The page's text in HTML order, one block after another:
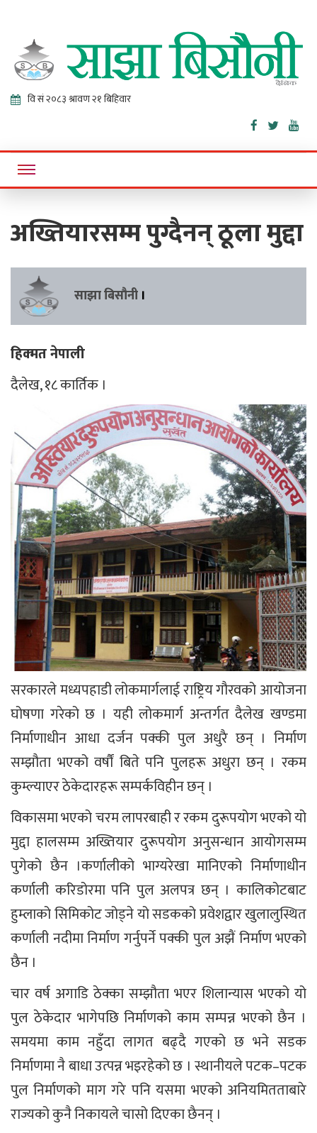
Sajha
Bisaunee
Online News Portal
अख्तियारसम्म पुग्दैनन् ठूला मुद्दा
साझा बिसौनी ।
हिक्मत नेपाली
दैलेख, १८ कार्तिक ।
सरकारले मध्यपहाडी लोकमार्गलाई राष्ट्रिय गौरवको आयोजना
घोषणा गरेको छ । यही लोकमार्ग अन्तर्गत दैलेख खण्डमा
निर्माणाधीन आधा दर्जन पक्की पुल अधुरै छन् । निर्माण
सम्झौता भएको वर्षौं बिते पनि पुलहरू अधुरा छन् । रकम
कुम्ल्याएर ठेकेदारहरू सम्पर्कविहीन छन् ।
विकासमा भएको चरम लापरबाही र रकम दुरूपयोग भएको यो
मुद्दा हालसम्म अख्तियार दुरूपयोग अनुसन्धान आयोगसम्म
पुगेको छैन ।कर्णालीको भाग्यरेखा मानिएको निर्माणाधीन
कर्णाली करिडोरमा पनि पुल अलपत्र छन् । कालिकोटबाट
हुम्लाको सिमिकोट जोड्ने यो सडकको प्रवेशद्वार खुलालुस्थित
कर्णाली नदीमा निर्माण गर्नुपर्ने पक्की पुल अझैं निर्माण भएको
छैन ।
चार वर्ष अगाडि ठेक्का सम्झौता भएर शिलान्यास भएको यो
पुल ठेकेदार भागेपछि निर्माणको काम सम्पन्न भएको छैन ।
समयमा काम नहुँदा लागत बढ्दै गएको छ भने सडक
निर्माणमा नै बाधा उत्पन्न भइरहेको छ । स्थानीयले पटक–पटक
पुल निर्माणको माग गरे पनि यसमा भएको अनियमितताबारे
राज्यको कुनै निकायले चासो दिएका छैनन् ।